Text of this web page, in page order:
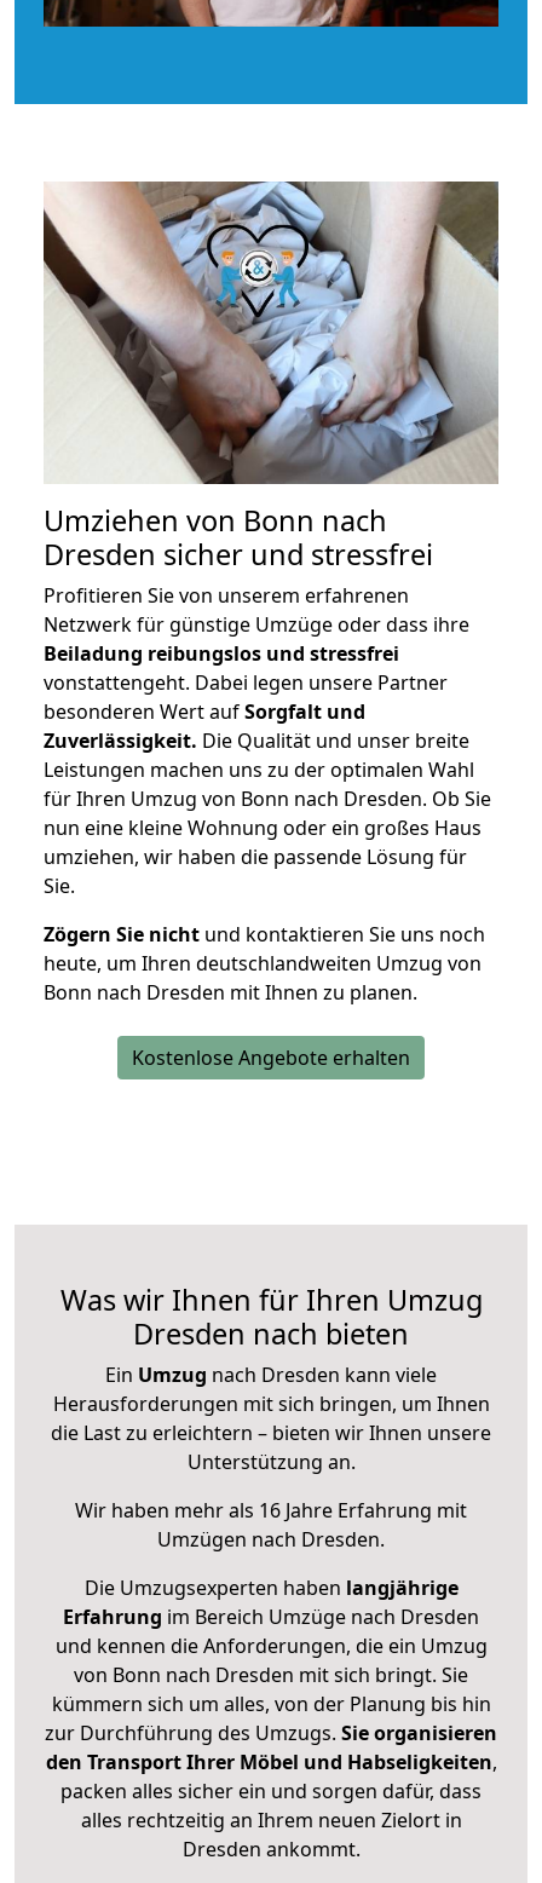
Umziehen von Bonn nach
Dresden sicher und stressfrei
Profitieren Sie von unserem erfahrenen
Netzwerk für günstige Umzüge oder dass ihre
Beiladung reibungslos und stressfrei
vonstattengeht. Dabei legen unsere Partner
besonderen Wert aufSorgfalt und
Zuverlässigkeit. Die Qualität und unser breite
Leistungen machen uns zu der optimalen Wahl
für Ihren Umzug von Bonn nach Dresden. Ob Sie
nun eine kleine Wohnung oder ein großes Haus
umziehen, wir haben die passende Lösung für
Sie.
Zögern Sie nicht und kontaktieren Sie uns noch
heute, um Ihren deutschlandweiten Umzug von
Bonn nach Dresden mit Ihnen zu planen.
Kostenlose Angebote erhalten
Was wir Ihnen für Ihren Umzug
Dresden nach bieten
Ein Umzug nach Dresden kann viele
Herausforderungen mit sich bringen, um Ihnen
die Last zu erleichtern – bieten wir Ihnen unsere
Unterstützung an.
Wir haben mehr als 16 Jahre Erfahrung mit
Umzügen nach Dresden.
Die Umzugsexperten haben langjährige
Erfahrung im Bereich Umzüge nach Dresden
und kennen die Anforderungen, die ein Umzug
von Bonn nach Dresden mit sich bringt. Sie
kümmern sich um alles, von der Planung bis hin
zur Durchführung des Umzugs. Sie organisieren
den Transport Ihrer Möbel und Habseligkeiten,
packen alles sicher ein und sorgen dafür, dass
alles rechtzeitig an Ihrem neuen Zielort in
Dresden ankommt.